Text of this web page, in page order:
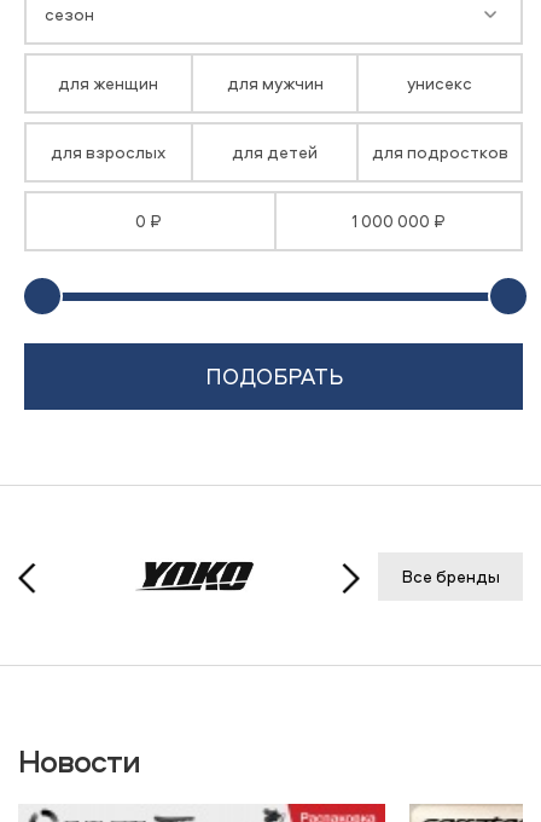
сезон
для женщин для мужчин унисекс
для взрослых для детей для подростков
0 ₽ 1 000 000 ₽
Все бренды
Новости